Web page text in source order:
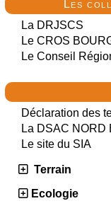
Les
La DRJSCS
Le CROS
Le Conseil
Déclaration des
La DSAC NORD
Le site du SIA
Terrain
Ecologie